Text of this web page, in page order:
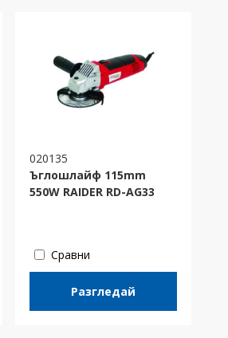
020135
Ъглошлайф 115mm
550W RAIDER RD-AG33
Сравни
Разгледай